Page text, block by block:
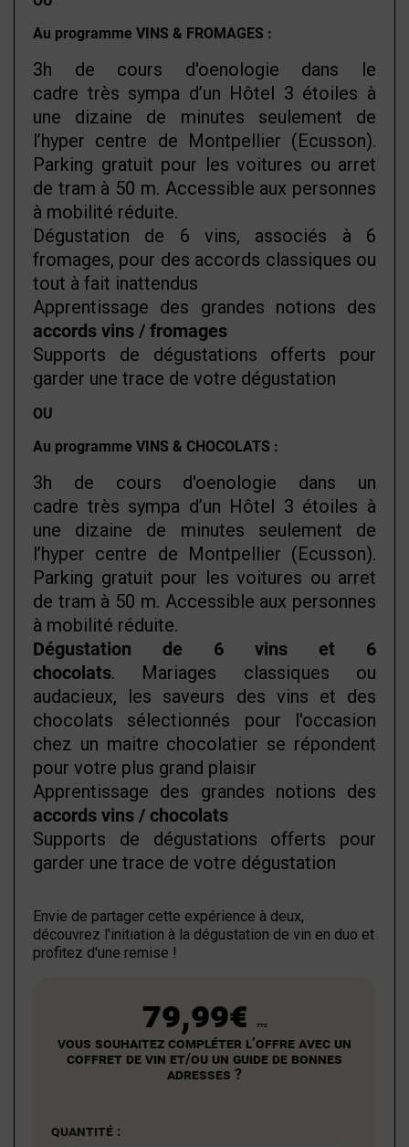
79,99€ TTC
Vous souhaitez compléter l’offre avec un
coffret de vin et/ou un guide de bonnes
adresses ?
Quantité :
Au programme VINS & FROMAGES :
3h de cours d'oenologie dans le
cadre très sympa d’un Hôtel 3 étoiles à
une dizaine de minutes seulement de
l’hyper centre de Montpellier (Ecusson).
Parking gratuit pour les voitures ou arret
de tram à 50 m. Accessible aux personnes
à mobilité réduite.
Dégustation de 6 vins, associés à 6
fromages, pour des accords classiques ou
tout à fait inattendus
Apprentissage des grandes notions des
accords vins / fromages
Supports de dégustations offerts pour
garder une trace de votre dégustation
OU
Au programme VINS & CHOCOLATS :
3h de cours d'oenologie dans un
cadre très sympa d’un Hôtel 3 étoiles à
une dizaine de minutes seulement de
l’hyper centre de Montpellier (Ecusson).
Parking gratuit pour les voitures ou arret
de tram à 50 m. Accessible aux personnes
à mobilité réduite.
Dégustation de 6 vins et 6
chocolats. Mariages classiques ou
audacieux, les saveurs des vins et des
chocolats sélectionnés pour l'occasion
chez un maitre chocolatier se répondent
pour votre plus grand plaisir
Apprentissage des grandes notions des
accords vins / chocolats
Supports de dégustations offerts pour
garder une trace de votre dégustation
Envie de partager cette expérience à deux,
découvrez l'initiation à la dégustation de vin en duo et
profitez d'une remise !